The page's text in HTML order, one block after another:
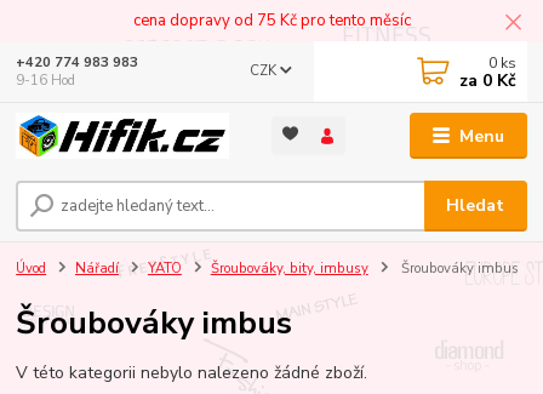
cena dopravy od 75 Kč pro tento měsíc
Menu
CZK
Hledat
+420 774 983 983
9-16 Hod
0 ks
za 0 Kč
Úvod Nářadí YATO Šroubováky, bity, imbusy Šroubováky imbus
Šroubováky imbus
V této kategorii nebylo nalezeno žádné zboží.